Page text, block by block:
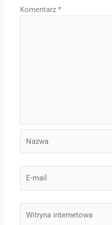
Komentarz*
mail
internetowa